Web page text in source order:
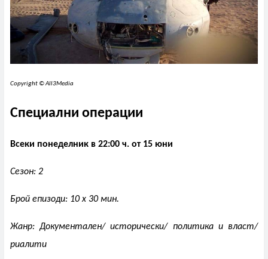
Copyright © All3Media
Специални операции
Всеки понеделник в 22:00 ч. от 15 юни
Сезон: 2
Брой епизоди: 10 x 30 мин.
Жанр: Документален/ исторически/ политика и власт/
риалити